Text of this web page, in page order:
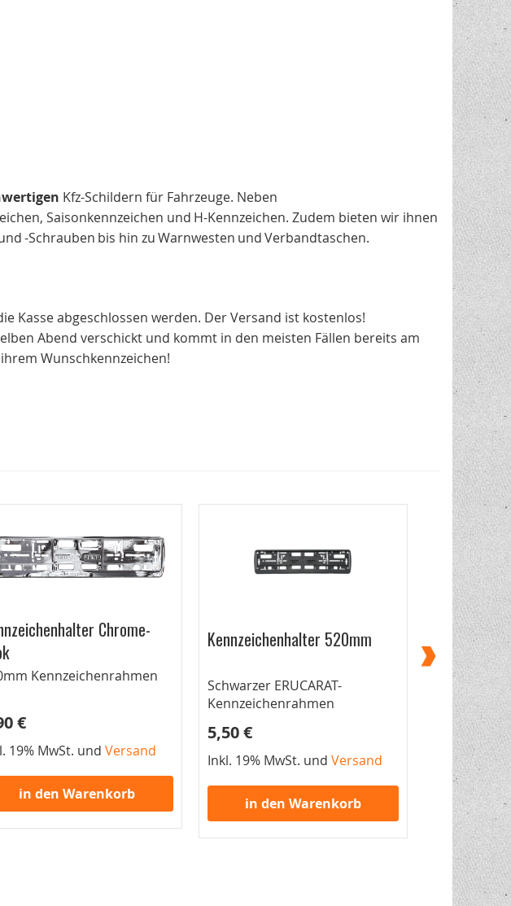
Kfz-Schildern für Fahrzeuge. Neben
Saisonkennzeichen und H-Kennzeichen. Zudem bieten wir ihnen
-Schrauben bis hin zu Warnwesten und Verbandtaschen.
Kasse abgeschlossen werden. Der Versand ist kostenlos!
Abend verschickt und kommt in den meisten Fällen bereits am
Wunschkennzeichen!
Chrome-
Kennzeichenrahmen
€
19% MwSt. und Versand
in den Warenkorb
Kennzeichenhalter 520mm
Schwarzer ERUCARAT-
Kennzeichenrahmen
5,50 €
Inkl. 19% MwSt. und Versand
in den Warenkorb
Look
520mm
5,90 €
Inkl. 19%
in